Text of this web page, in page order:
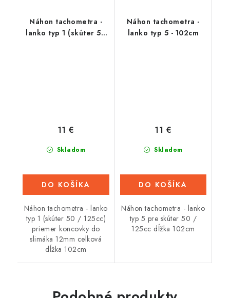
Náhon tachometra -
lanko typ 1 (skúter 50
Skladom
11 €
DO KOŠÍKA
Náhon tachometra - lanko
typ 1 (skúter 50 / 125cc)
priemer koncovky do
slimáka 12mm celková
dĺžka 102cm
Náhon tachometra -
lanko typ 5 - 102cm
Skladom
11 €
DO KOŠÍKA
Náhon tachometra - lanko
typ 5 pre skúter 50 /
125cc dĺžka 102cm